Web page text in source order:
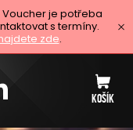
je potřeba
s termíny.
zde.
KOŠÍK